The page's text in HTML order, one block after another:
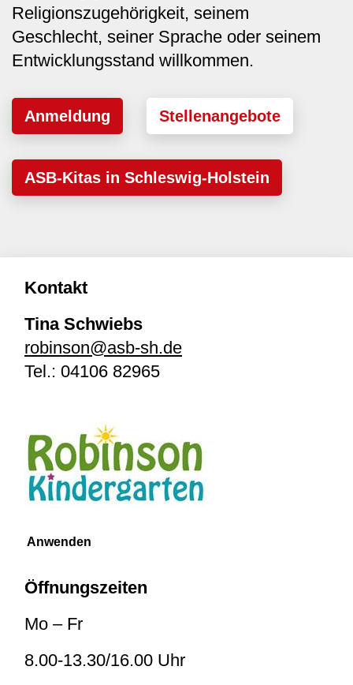
Religionszugehörigkeit, seinem
Geschlecht, seiner Sprache oder seinem
Entwicklungsstand willkommen.
Anmeldung Stellenangebote
ASB-Kitas in Schleswig-Holstein
Kontakt
Tina Schwiebs
robinson@asb-sh.de
Tel.: 04106 82965
Öffnungszeiten
Mo – Fr
8.00-13.30/16.00 Uhr